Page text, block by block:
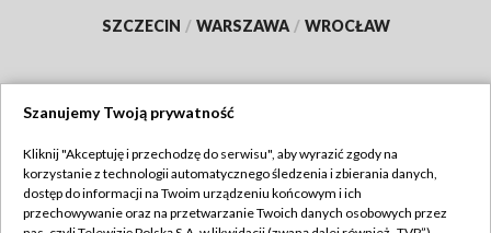
SZCZECIN / WARSZAWA / WROCŁAW
TVP
Abonament TVP
Regulamin TVP
Szanujemy Twoją prywatność
Kliknij "Akceptuję i przechodzę do serwisu", aby wyrazić zgody na
korzystanie z technologii automatycznego śledzenia i zbierania danych,
dostęp do informacji na Twoim urządzeniu końcowym i ich
przechowywanie oraz na przetwarzanie Twoich danych osobowych przez